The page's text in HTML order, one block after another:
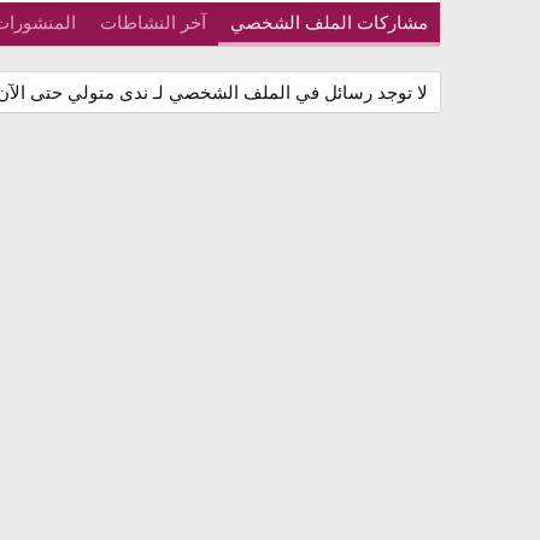
مشاركات الملف الشخصي آخر النشاطات
لا توجد رسائل في الملف الشخصي لـ ندى متولي حتى